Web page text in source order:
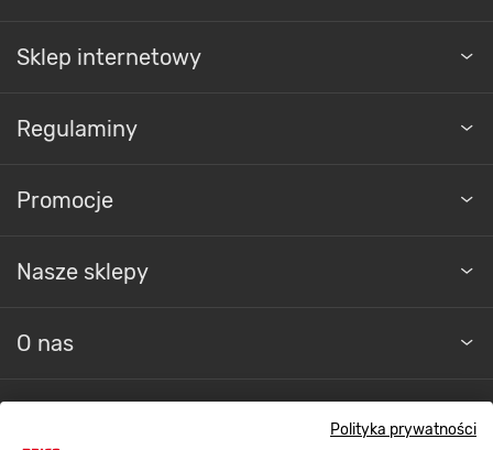
Polityka prywatności
Sklep internetowy
Regulaminy
Promocje
Nasze sklepy
O nas